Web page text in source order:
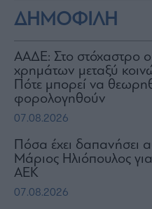
ΔΗΜΟΦΙΛΗ
ΑΑΔΕ: Στο στόχαστρο
χρημάτων μεταξύ
Πότε μπορεί να
φορολογηθούν
07.08.2026
Πόσα έχει δαπανήσει
Μάριος Ηλιόπουλος
ΑΕΚ
07.08.2026